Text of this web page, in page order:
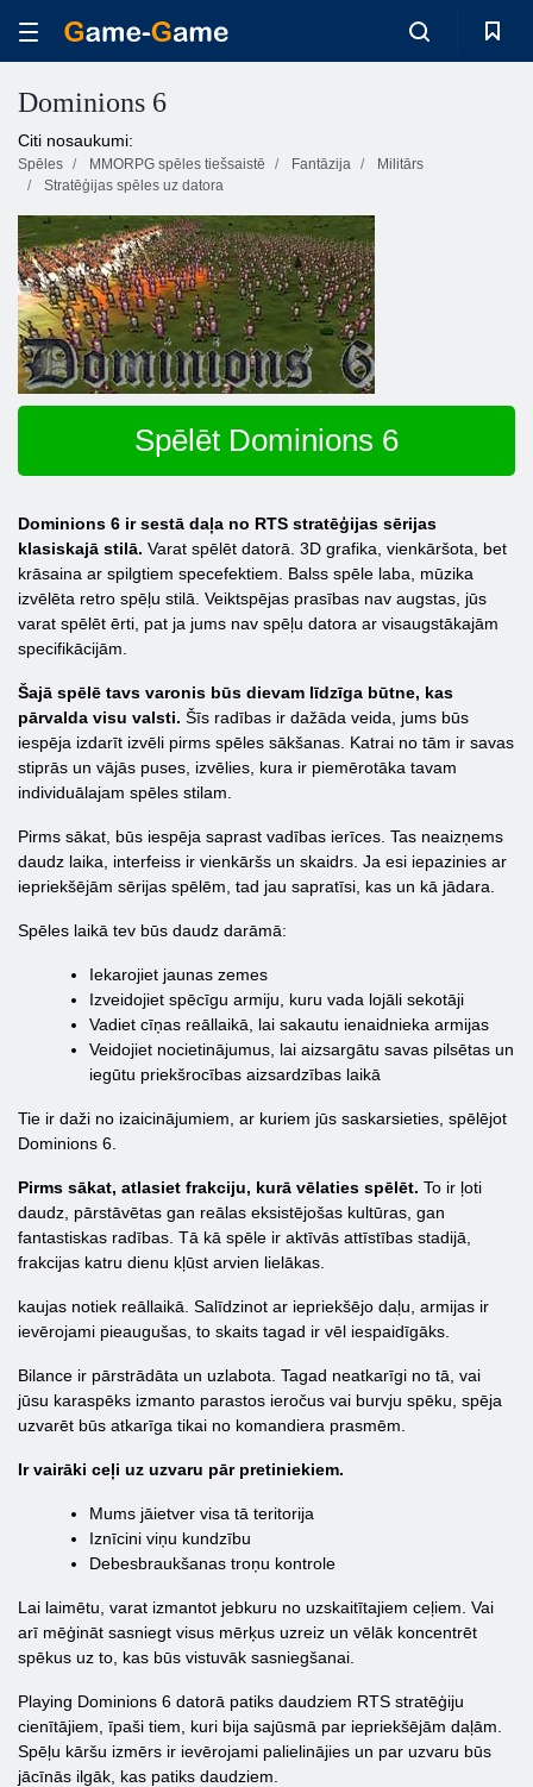
Dominions 6
Citi nosaukumi:
Spēles MMORPG spēles tiešsaistē Fantāzija
Militārs
Stratēģijas spēles uz datora
Spēlēt Dominions 6
Dominions 6 ir sestā daļa no RTS stratēģijas sērijas
klasiskajā stilā. Varat spēlēt datorā. 3D grafika, vienkāršota, bet
krāsaina ar spilgtiem specefektiem. Balss spēle laba, mūzika
izvēlēta retro spēļu stilā. Veiktspējas prasības nav augstas, jūs
varat spēlēt ērti, pat ja jums nav spēļu datora ar visaugstākajām
specifikācijām.
Šajā spēlē tavs varonis būs dievam līdzīga būtne, kas
pārvalda visu valsti. Šīs radības ir dažāda veida, jums būs
iespēja izdarīt izvēli pirms spēles sākšanas. Katrai no tām ir savas
stiprās un vājās puses, izvēlies, kura ir piemērotāka tavam
individuālajam spēles stilam.
Pirms sākat, būs iespēja saprast vadības ierīces. Tas neaizņems
daudz laika, interfeiss ir vienkāršs un skaidrs. Ja esi iepazinies ar
iepriekšējām sērijas spēlēm, tad jau sapratīsi, kas un kā jādara.
Spēles laikā tev būs daudz darāmā:
Iekarojiet jaunas zemes
Izveidojiet spēcīgu armiju, kuru vada lojāli sekotāji
Vadiet cīņas reāllaikā, lai sakautu ienaidnieka armijas
Veidojiet nocietinājumus, lai aizsargātu savas pilsētas un
iegūtu priekšrocības aizsardzības laikā
Tie ir daži no izaicinājumiem, ar kuriem jūs saskarsieties, spēlējot
Dominions 6.
Pirms sākat, atlasiet frakciju, kurā vēlaties spēlēt. To ir ļoti
daudz, pārstāvētas gan reālas eksistējošas kultūras, gan
fantastiskas radības. Tā kā spēle ir aktīvās attīstības stadijā,
frakcijas katru dienu kļūst arvien lielākas.
kaujas notiek reāllaikā. Salīdzinot ar iepriekšējo daļu, armijas ir
ievērojami pieaugušas, to skaits tagad ir vēl iespaidīgāks.
Bilance ir pārstrādāta un uzlabota. Tagad neatkarīgi no tā, vai
jūsu karaspēks izmanto parastos ieročus vai burvju spēku, spēja
uzvarēt būs atkarīga tikai no komandiera prasmēm.
Ir vairāki ceļi uz uzvaru pār pretiniekiem.
Mums jāietver visa tā teritorija
Iznīcini viņu kundzību
Debesbraukšanas troņu kontrole
Lai laimētu, varat izmantot jebkuru no uzskaitītajiem ceļiem. Vai
arī mēģināt sasniegt visus mērķus uzreiz un vēlāk koncentrēt
spēkus uz to, kas būs vistuvāk sasniegšanai.
Playing Dominions 6 datorā patiks daudziem RTS stratēģiju
cienītājiem, īpaši tiem, kuri bija sajūsmā par iepriekšējām daļām.
Spēļu kāršu izmērs ir ievērojami palielinājies un par uzvaru būs
jācīnās ilgāk, kas patiks daudziem.